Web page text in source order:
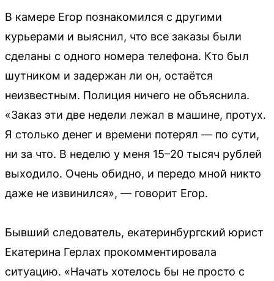
В камере Егор познакомился с другими
курьерами и выяснил, что все заказы были
сделаны с одного номера телефона. Кто был
шутником и задержан ли он, остаётся
неизвестным. Полиция ничего не объяснила.
«Заказ эти две недели лежал в машине, протух.
Я столько денег и времени потерял — по сути,
ни за что. В неделю у меня 15–20 тысяч рублей
выходило. Очень обидно, и передо мной никто
даже не извинился», — говорит Егор.
Бывший следователь, екатеринбургский юрист
Екатерина Герлах прокомментировала
ситуацию. «Начать хотелось бы не просто с